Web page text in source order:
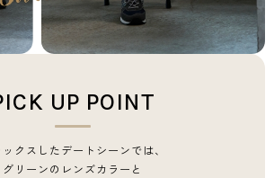
UP POINT
ックスしたデートシーンでは、
グリーンのレンズカラーと